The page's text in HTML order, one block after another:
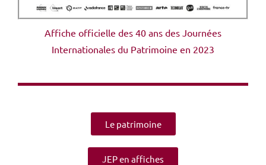
Affiche officielle des 40 ans des Journées
Internationales du Patrimoine en 2023
Le patrimoine
JEP en affiches